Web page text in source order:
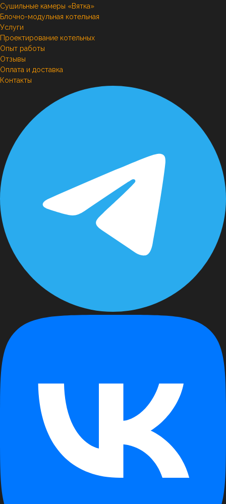
Сушильные камеры «Вятка»
Блочно-модульная котельная
Услуги
Проектирование котельных
Опыт работы
Отзывы
Оплата и доставка
Контакты